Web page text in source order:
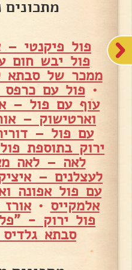
מתכונים
פול פיקנטי –
פול יבש חום
ממכר של סבתא
• פול עם כרפס
עוף עם פול –
וארטישוק –
עם פול –
ירוק בתוספת
לאה – לאה
לעצלנים –
עם פול אפונה
אלמקייס •
פול ירוק -
סבתא